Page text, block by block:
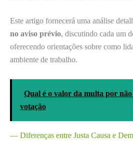
Este artigo fornecerá uma análise
no aviso prévio, discutindo cada um
oferecendo orientações sobre como
ambiente de trabalho.
Qual é o valor da multa por
votação
— Diferenças entre Justa Causa e